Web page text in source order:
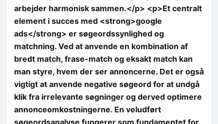
arbejder harmonisk sammen.</p> <p>Et centralt
element i succes med <strong>google
ads</strong> er søgeordssynlighed og
matchning. Ved at anvende en kombination af
bredt match, frase-match og eksakt match kan
man styre, hvem der ser annoncerne. Det er også
vigtigt at anvende negative søgeord for at undgå
klik fra irrelevante søgninger og derved optimere
annonceomkostningerne. En veludført
søgeordsanalyse fungerer som fundamentet for